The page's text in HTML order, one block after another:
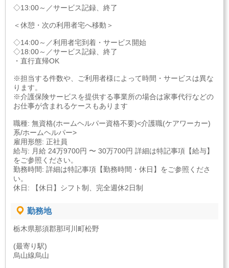
◇13:00～／サービス記録、終了
＜休憩・次の利用者宅へ移動＞
◇14:00～／利用者宅到着・サービス開始
◇18:00～／サービス記録、終了
・直行直帰OK
※担当する件数や、ご利用者様によって時間・サービスは異な
ります。
※介護保険サービスを提供する事業所の場合は家事代行などの
お仕事が含まれるケースもあります
職種: 無資格(ホームヘルパー資格不要)<介護職(ケアワーカー)
系/ホームヘルパー>
雇用形態: 正社員
給与: 月給 24万9700円 〜 30万700円 詳細は特記事項【給与】
をご参照ください。
勤務時間: 詳細は特記事項【勤務時間・休日】をご参照くださ
い。
休日: 【休日】シフト制、完全週休2日制
勤務地
栃木県那須郡那珂川町松野
(最寄り駅)
烏山線烏山